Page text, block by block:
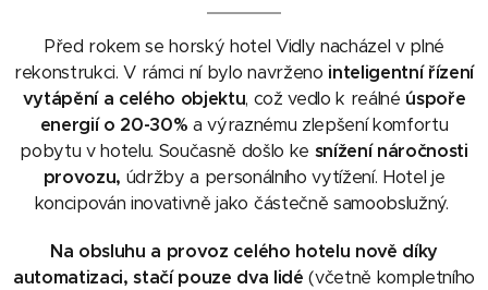
Před rokem se horský hotel Vidly nacházel v plné
rekonstrukci. V rámci ní bylo navrženo inteligentní řízení
vytápění a celého objektu, což vedlo k reálné úspoře
energií o 20-30% a výraznému zlepšení komfortu
pobytu v hotelu. Současně došlo ke snížení náročnosti
provozu, údržby a personálního vytížení. Hotel je
koncipován inovativně jako částečně samoobslužný.
Na obsluhu a provoz celého hotelu nově díky
automatizaci, stačí pouze dva lidé(včetně kompletního